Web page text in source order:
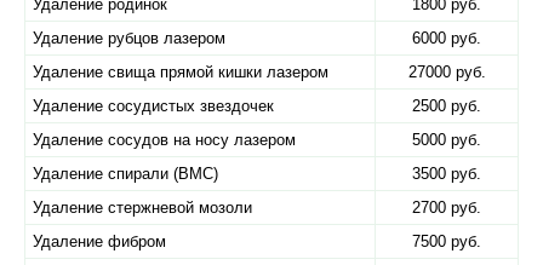
Удаление родинок
1800 руб.
Удаление рубцов лазером
6000 руб.
Удаление свища прямой кишки лазером
27000 руб.
Удаление сосудистых звездочек
2500 руб.
Удаление сосудов на носу лазером
5000 руб.
Удаление спирали (ВМС)
3500 руб.
Удаление стержневой мозоли
2700 руб.
Удаление фибром
7500 руб.